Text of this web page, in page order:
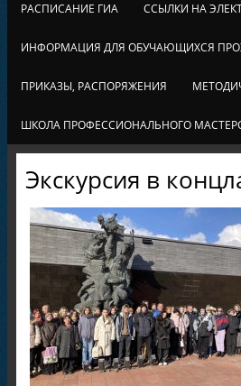
РАСПИСАНИЕ ГИА ССЫЛКИ НА
ИНФОРМАЦИЯ ДЛЯ ОБУЧАЮЩИХСЯ
ПРИКАЗЫ, РАСПОРЯЖЕНИЯ
ШКОЛА ПРОФЕССИОНАЛЬНОГО
Экскурсия в